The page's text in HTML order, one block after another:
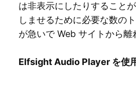
は非表示にしたりすること
しませるために必要な数の
が急いで Web サイトから離
Elfsight Audio Player を使